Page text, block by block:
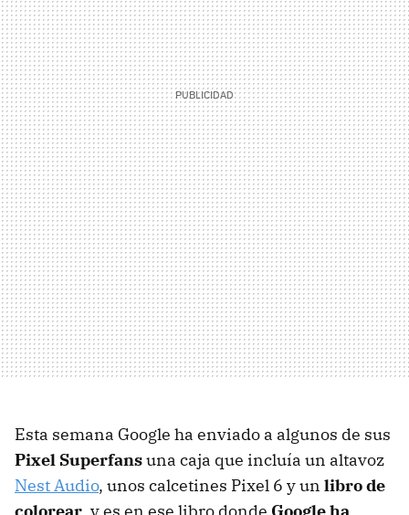
Esta semana Google ha enviado a algunos de sus
Pixel Superfansuna caja que incluía un altavoz
Nest Audio, unos calcetines Pixel 6 y un libro de
colorear, y es en ese libro donde Google ha